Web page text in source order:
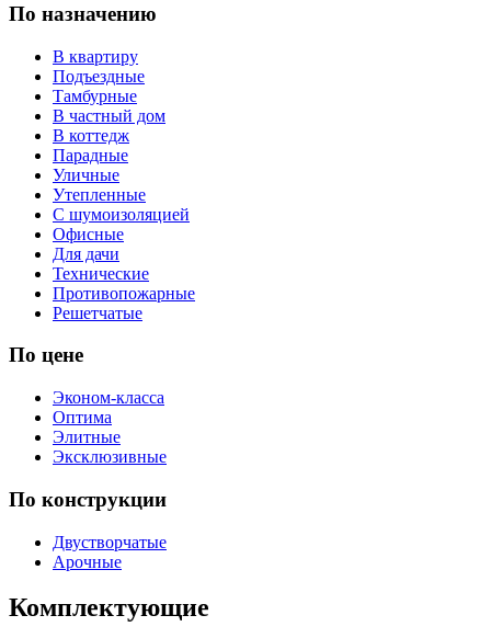
По назначению
В квартиру
Подъездные
Тамбурные
В частный дом
В коттедж
Парадные
Уличные
Утепленные
С шумоизоляцией
Офисные
Для дачи
Технические
Противопожарные
Решетчатые
По цене
Эконом-класса
Оптима
Элитные
Эксклюзивные
По конструкции
Двустворчатые
Арочные
Комплектующие